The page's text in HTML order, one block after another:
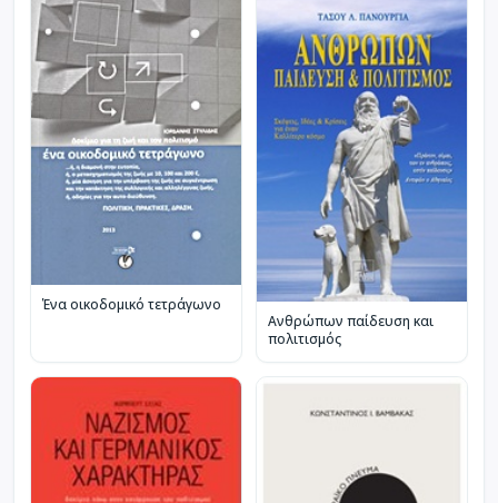
Ένα οικοδομικό τετράγωνο
Ανθρώπων παίδευση και
πολιτισμός